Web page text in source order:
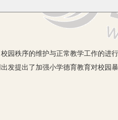
秩序的维护与正常教学工作的进
发提出了加强小学德育教育对校园